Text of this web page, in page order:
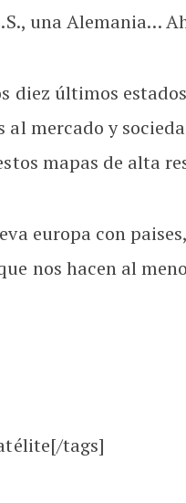
una Alemania…
diez últimos
al mercado y
mapas de alta
europa con
nos hacen al
tags]